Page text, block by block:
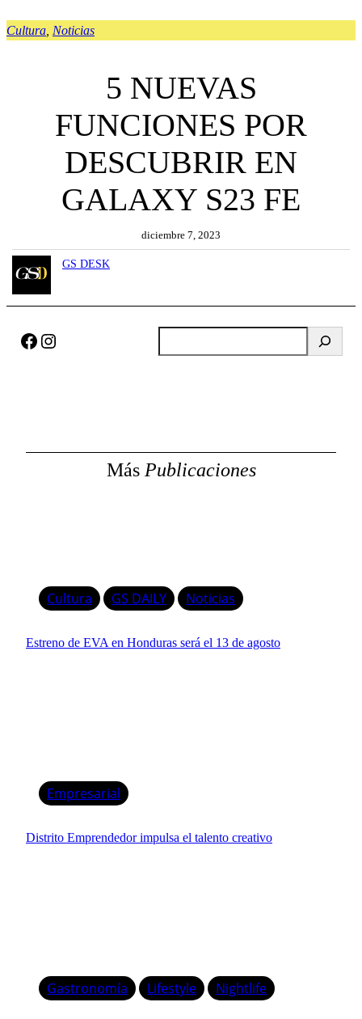
Cultura Noticias
5 NUEVAS
FUNCIONES POR
DESCUBRIR EN
GALAXY S23 FE
diciembre 7, 2023
GS DESK
Facebook Instagram
u
MásPublicaciones
Cultura GS DAILY Noticias
Estreno de EVA en Honduras será el 13 de agosto
Empresarial
Distrito Emprendedor impulsa el talento creativo
Gastronomía Lifestyle Nightlife